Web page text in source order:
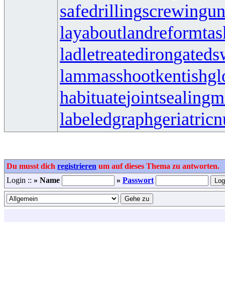
safedrilling
layaboutlandreform
ladletreatediron
lammasshoot
habituate
labeledgraph
Du musst dich registrieren um auf dieses Thema zu antworten.
Login :: » Name » Passwort